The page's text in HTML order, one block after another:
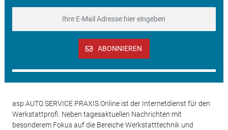
ABONNIEREN
asp AUTO SERVICE PRAXIS Online ist der Internetdienst für den
Werkstattprofi. Neben tagesaktuellen Nachrichten mit
besonderem Fokus auf die Bereiche Werkstatttechnik und